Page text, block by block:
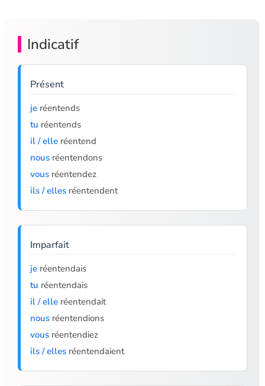
Indicatif
Présent
je réentends
tu réentends
il / elle réentend
nous réentendons
vous réentendez
ils / elles réentendent
Imparfait
je réentendais
tu réentendais
il / elle réentendait
nous réentendions
vous réentendiez
ils / elles réentendaient